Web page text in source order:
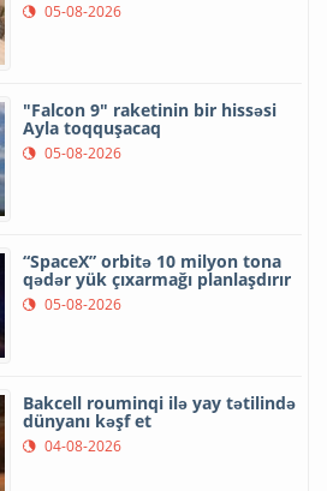
05-08-2026
"Falcon 9" raketinin bir hissəsi
Ayla toqquşacaq
05-08-2026
“SpaceX” orbitə 10 milyon tona
qədər yük çıxarmağı planlaşdırır
05-08-2026
Bakcell rouminqi ilə yay tətilində
dünyanı kəşf et
04-08-2026